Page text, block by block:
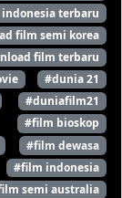
terbaru
film semi korea
film terbaru
#dunia 21
#duniafilm21
#film bioskop
#film dewasa
#film indonesia
semi australia